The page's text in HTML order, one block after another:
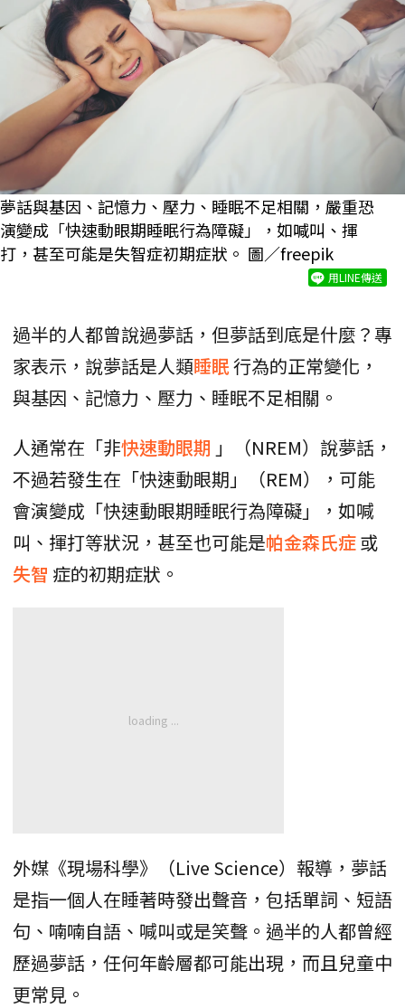
夢話與基因、記憶力、壓力、睡眠不足相關，嚴重恐
演變成「快速動眼期睡眠行為障礙」，如喊叫、揮
打，甚至可能是失智症初期症狀。 圖／freepik
用LINE傳送
過半的人都曾說過夢話，但夢話到底是什麼？專
家表示，說夢話是人類睡眠行為的正常變化，
與基因、記憶力、壓力、睡眠不足相關。
人通常在「非快速動眼期 」（NREM）說夢話，
不過若發生在「快速動眼期」（REM），可能
會演變成「快速動眼期睡眠行為障礙」，如喊
叫、揮打等狀況，甚至也可能是帕金森氏症或
失智 症的初期症狀。
外媒《現場科學》（Live Science）報導，夢話
是指一個人在睡著時發出聲音，包括單詞、短語
句、喃喃自語、喊叫或是笑聲。過半的人都曾經
歷過夢話，任何年齡層都可能出現，而且兒童中
更常見。